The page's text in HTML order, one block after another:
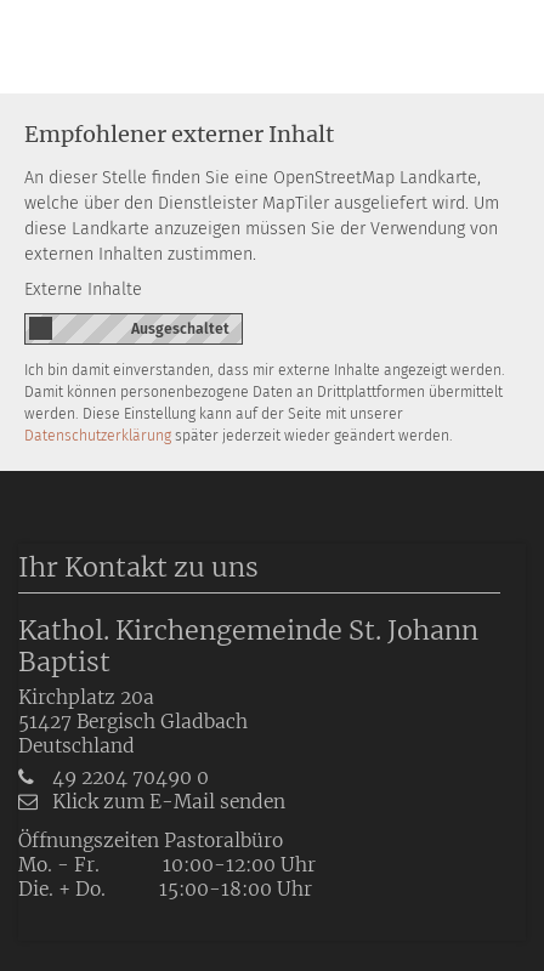
Empfohlener externer Inhalt
An dieser Stelle finden Sie eine OpenStreetMap Landkarte,
welche über den Dienstleister MapTiler ausgeliefert wird. Um
diese Landkarte anzuzeigen müssen Sie der Verwendung von
externen Inhalten zustimmen.
Externe Inhalte
Ich bin damit einverstanden, dass mir externe Inhalte angezeigt werden.
Damit können personenbezogene Daten an Drittplattformen übermittelt
werden. Diese Einstellung kann auf der Seite mit unserer
Datenschutzerklärung später jederzeit wieder geändert werden.
Ihr Kontakt zu uns
Kathol. Kirchengemeinde St. Johann
Baptist
Kirchplatz 20a
51427 Bergisch Gladbach
Deutschland
49 2204 70490 0
Klick zum E-Mail senden
Öffnungszeiten Pastoralbüro
Mo. - Fr. 10:00-12:00 Uhr
Die. + Do. 15:00-18:00 Uhr